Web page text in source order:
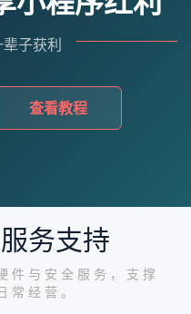
子获利
查看教程
务支持
件与安全服务，支撑
常经营。